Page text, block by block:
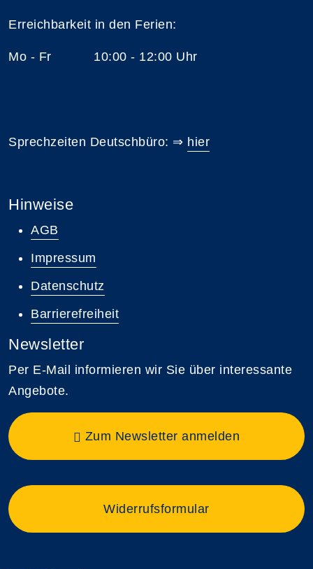
Erreichbarkeit in den Ferien:
Mo - Fr 10:00 - 12:00 Uhr
Sprechzeiten Deutschbüro: ⇒ hier
Hinweise
AGB
Impressum
Datenschutz
Barrierefreiheit
Newsletter
Per E-Mail informieren wir Sie über interessante
Angebote.
Zum Newsletter anmelden
Widerrufsformular